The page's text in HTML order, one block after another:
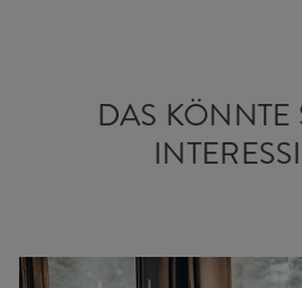
DAS KÖNNTE